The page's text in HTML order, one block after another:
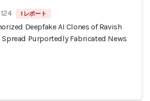
1 レポート
Deepfake AI Clones of Ravish
Spread Purportedly Fabricated News